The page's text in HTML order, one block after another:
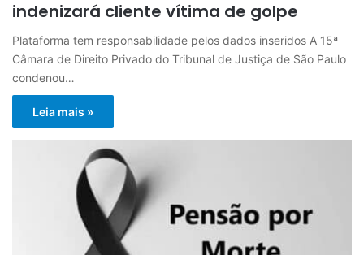
indenizará cliente vítima de golpe
Plataforma tem responsabilidade pelos dados inseridos A 15ª
Câmara de Direito Privado do Tribunal de Justiça de São Paulo
condenou…
Leia mais »